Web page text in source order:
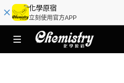
化學原宿
立刻使用官方APP